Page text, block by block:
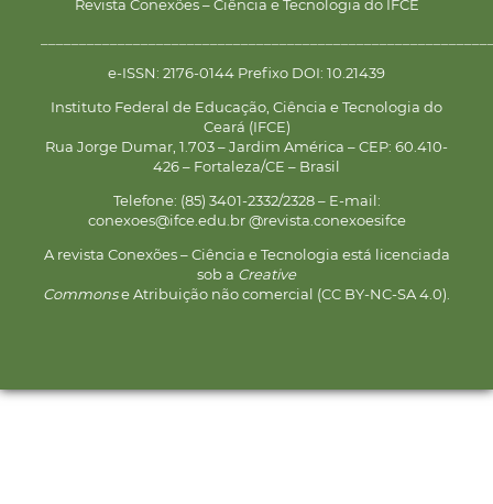
Revista Conexões – Ciência e Tecnologia do IFCE
e-ISSN: 2176-0144 Prefixo DOI: 10.21439
Instituto Federal de Educação, Ciência e Tecnologia do
Ceará (IFCE)
Rua Jorge Dumar, 1.703 – Jardim América – CEP: 60.410-
426 – Fortaleza/CE – Brasil
Telefone: (85) 3401-2332/2328 – E-mail:
conexoes@ifce.edu.br @revista.conexoesifce
A revista Conexões – Ciência e Tecnologia está licenciada
sob a Creative
Commonse Atribuição não comercial (CC BY-NC-SA 4.0).